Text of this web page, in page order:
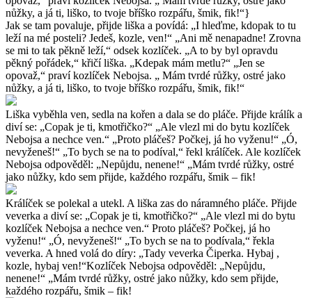
Jak se tam povaluje, přijde liška a povídá: „I hleďme, kdopak to tu
leží na mé posteli? Jedeš, kozle, ven!“ „Ani mě nenapadne! Zrovna
se mi to tak pěkně leží,“ odsek kozlíček. „A to by byl opravdu
pěkný pořádek,“ křičí liška. „Kdepak mám metlu?“ „Jen se
opovaž,“ praví kozlíček Nebojsa. „ Mám tvrdé růžky, ostré jako
nůžky, a já ti, liško, to tvoje bříško rozpářu, šmik, fik!“
Liška vyběhla ven, sedla na kořen a dala se do pláče. Přijde králík a
diví se: „Copak je ti, kmotřičko?“ „Ale vlezl mi do bytu kozlíček
Nebojsa a nechce ven.“ „Proto pláčeš? Počkej, já ho vyženu!“ „Ó,
nevyženeš!“ „To bych se na to podíval,“ řekl králíček. Ale kozlíček
Nebojsa odpověděl: „Nepůjdu, nenene!“ „Mám tvrdé růžky, ostré
jako nůžky, kdo sem přijde, každého rozpářu, šmik – fik!
Králíček se polekal a utekl. A liška zas do náramného pláče. Přijde
veverka a diví se: „Copak je ti, kmotřičko?“ „Ale vlezl mi do bytu
kozlíček Nebojsa a nechce ven.“ Proto pláčeš? Počkej, já ho
vyženu!“ „Ó, nevyženeš!“ „To bych se na to podívala,“ řekla
veverka. A hned volá do díry: „Tady veverka Čiperka. Hybaj ,
kozle, hybaj ven!“Kozlíček Nebojsa odpověděl: „Nepůjdu,
nenene!“ „Mám tvrdé růžky, ostré jako nůžky, kdo sem přijde,
každého rozpářu, šmik – fik!